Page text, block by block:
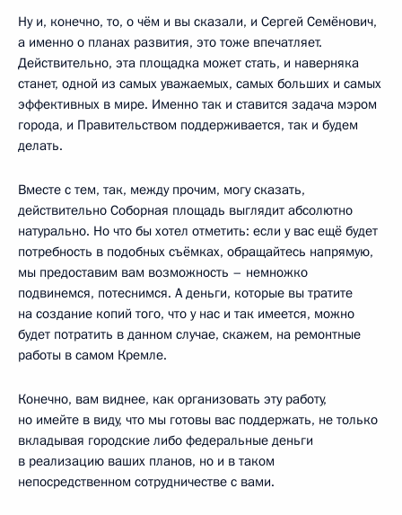
Ну и, конечно, то, о чём и вы сказали, и Сергей Семёнович,
а именно о планах развития, это тоже впечатляет.
Действительно, эта площадка может стать, и наверняка
станет, одной из самых уважаемых, самых больших и самых
эффективных в мире. Именно так и ставится задача мэром
города, и Правительством поддерживается, так и будем
делать.
Вместе с тем, так, между прочим, могу сказать,
действительно Соборная площадь выглядит абсолютно
натурально. Но что бы хотел отметить: если у вас ещё будет
потребность в подобных съёмках, обращайтесь напрямую,
мы предоставим вам возможность – немножко
подвинемся, потеснимся. А деньги, которые вы тратите
на создание копий того, что у нас и так имеется, можно
будет потратить в данном случае, скажем, на ремонтные
работы в самом Кремле.
Конечно, вам виднее, как организовать эту работу,
но имейте в виду, что мы готовы вас поддержать, не только
вкладывая городские либо федеральные деньги
в реализацию ваших планов, но и в таком
непосредственном сотрудничестве с вами.